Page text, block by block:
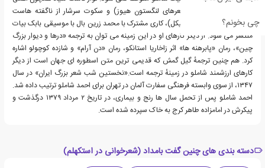
چی بخونم؟
آفریقای خودم (ترجمهٔ شعرهای لنگستون هیوز) و سکوت سرشار از ناگفته هاست
(ترجمهٔ شعرهای مارگوت بیکل)، کاری مشترک با محمد زرین بال با موسیقی بابک بیات
منتشر می شود. از دیگر کارهای او در این زمینه می توان به ترجمه «درها و دیوار بزرگ
چین»، رمان «پابرهنه ها» اثر زاخاریا استانکو، رمان «دن آرام» و شازده کوچولو اشاره
کرد. هم چنین ترجمهٔ گیل گمش که قدیمی ترین متن اسطوره ای جهان است از دیگر
کارهای ارزشمند شاملو در زمینهٔ ترجمه است.«نخستین شب شعر بزرگ ایران» در سال
۱۳۴۷، از سوی وابسته فرهنگی سفارت آلمان در تهران برای احمد شاملو ترتیب داده شد.
احمد شاملو پس از تحمل سال ها رنج و بیماری، در تاریخ ۲ مرداد ۱۳۷۹ درگذشت و
پیکرش در امامزاده طاهر کرج به خاک سپرده شده است.
دسته بندی های چنین گفت بامداد (شعرخوانی در استکهلم)